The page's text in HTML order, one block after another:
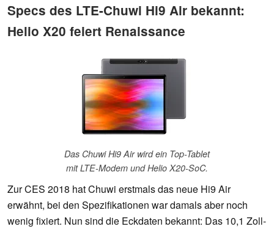
Specs des LTE-Chuwi Hi9 Air bekannt:
Helio X20 feiert Renaissance
Das Chuwi Hi9 Air wird ein Top-Tablet
mit LTE-Modem und Helio X20-SoC.
Zur CES 2018 hat Chuwi erstmals das neue Hi9 Air
erwähnt, bei den Spezifikationen war damals aber noch
wenig fixiert. Nun sind die Eckdaten bekannt: Das 10,1 Zoll-